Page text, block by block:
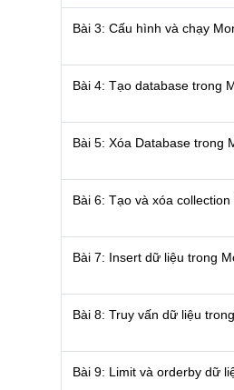
Bài 3: Cấu hình và chạy
Bài 4: Tạo database trong
Bài 5: Xóa Database trong
Bài 6: Tạo và xóa
Bài 7: Insert dữ liệu trong
Bài 8: Truy vấn dữ liệu
Bài 9: Limit và orderby dữ